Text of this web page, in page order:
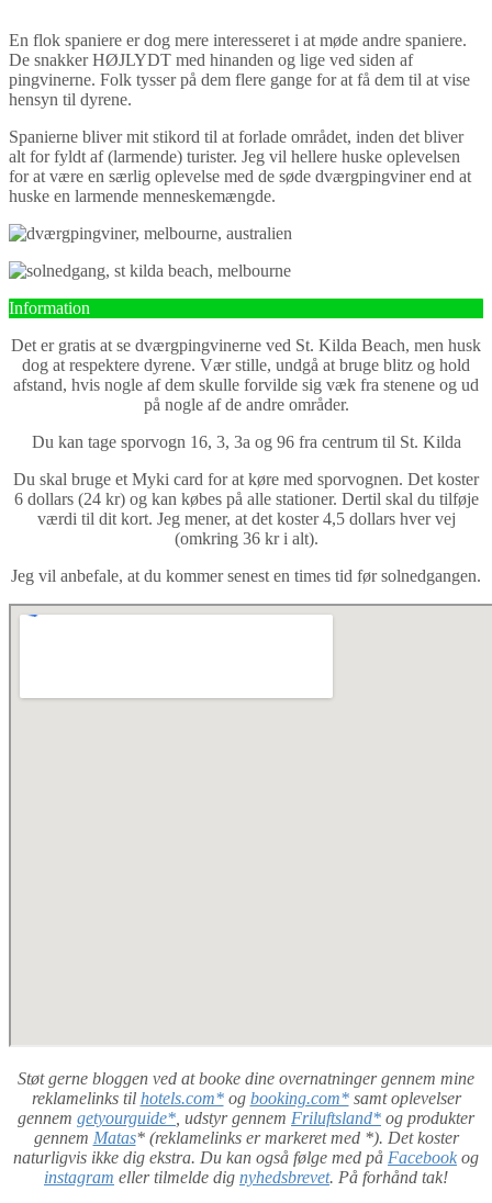
En flok spaniere er dog mere interesseret i at møde andre spaniere.
De snakker HØJLYDT med hinanden og lige ved siden af
pingvinerne. Folk tysser på dem flere gange for at få dem til at vise
hensyn til dyrene.
Spanierne bliver mit stikord til at forlade området, inden det bliver
alt for fyldt af (larmende) turister. Jeg vil hellere huske oplevelsen
for at være en særlig oplevelse med de søde dværgpingviner end at
huske en larmende menneskemængde.
Information
Det er gratis at se dværgpingvinerne ved St. Kilda Beach, men husk
dog at respektere dyrene. Vær stille, undgå at bruge blitz og hold
afstand, hvis nogle af dem skulle forvilde sig væk fra stenene og ud
på nogle af de andre områder.
Du kan tage sporvogn 16, 3, 3a og 96 fra centrum til St. Kilda
Du skal bruge et Myki card for at køre med sporvognen. Det koster
6 dollars (24 kr) og kan købes på alle stationer. Dertil skal du tilføje
værdi til dit kort. Jeg mener, at det koster 4,5 dollars hver vej
(omkring 36 kr i alt).
Jeg vil anbefale, at du kommer senest en times tid før solnedgangen.
Støt gerne bloggen ved at booke dine overnatninger gennem mine
reklamelinks til hotels.com*og booking.com*samt oplevelser
gennem getyourguide* , udstyr gennem Friluftsland* og produkter
gennem Matas* (reklamelinks er markeret med *). Det koster
naturligvis ikke dig ekstra. Du kan også følge med på Facebook og
instagram eller tilmelde dig nyhedsbrevet. På forhånd tak!